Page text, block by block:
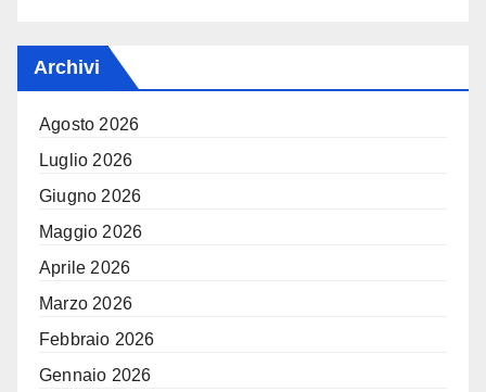
Archivi
Agosto 2026
Luglio 2026
Giugno 2026
Maggio 2026
Aprile 2026
Marzo 2026
Febbraio 2026
Gennaio 2026